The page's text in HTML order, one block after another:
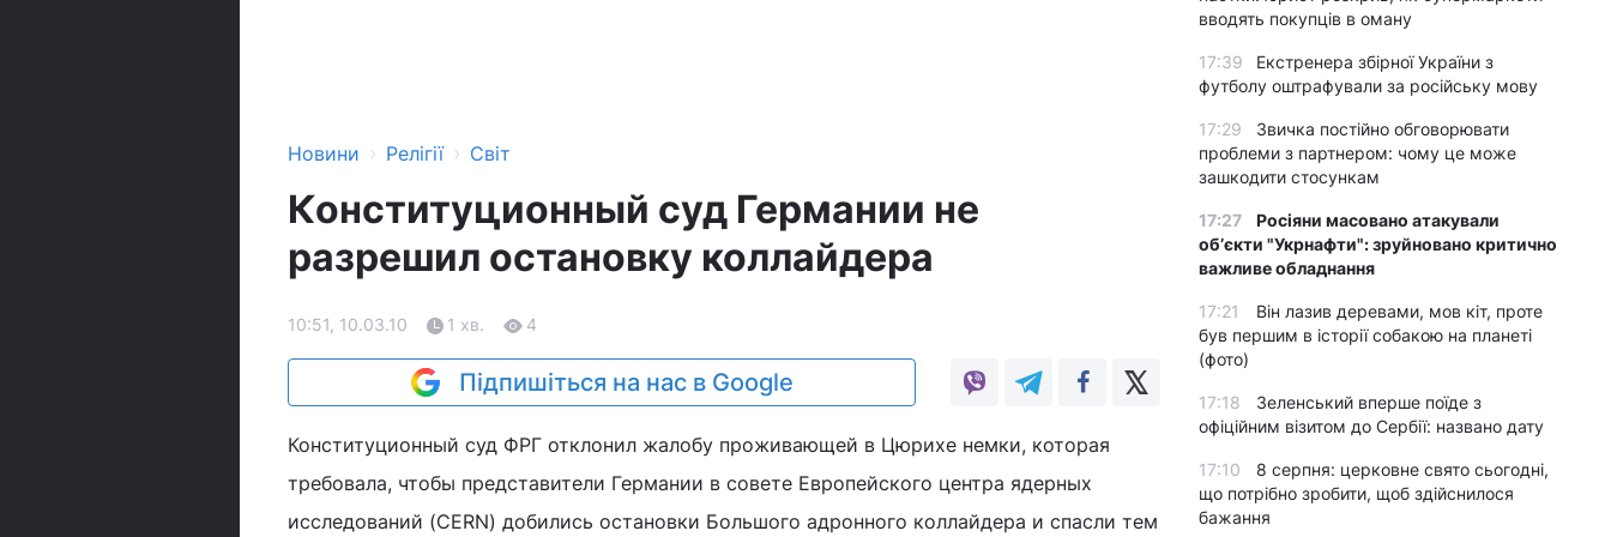
Новини › Релігії › Світ
Конституционный суд Германии не
разрешил остановку коллайдера
10:51, 10.03.10 1 хв. 4
Підпишіться на нас в Google
Конституционный суд ФРГ отклонил жалобу проживающей в Цюрихе немки, которая
требовала, чтобы представители Германии в совете Европейского центра ядерных
исследований (CERN) добились остановки Большого адронного коллайдера и спасли тем
вводять покупців в оману
17:39
Екстренера збірної України з
футболу оштрафували за російську мову
17:29
Звичка постійно обговорювати
проблеми з партнером: чому це може
зашкодити стосункам
17:27
Росіяни масовано атакували
обʼєкти "Укрнафти": зруйновано критично
важливе обладнання
17:21
Він лазив деревами, мов кіт, проте
був першим в історії собакою на планеті
(фото)
17:18
Зеленський вперше поїде з
офіційним візитом до Сербії: названо дату
17:10
8 серпня: церковне свято сьогодні,
що потрібно зробити, щоб здійснилося
бажання